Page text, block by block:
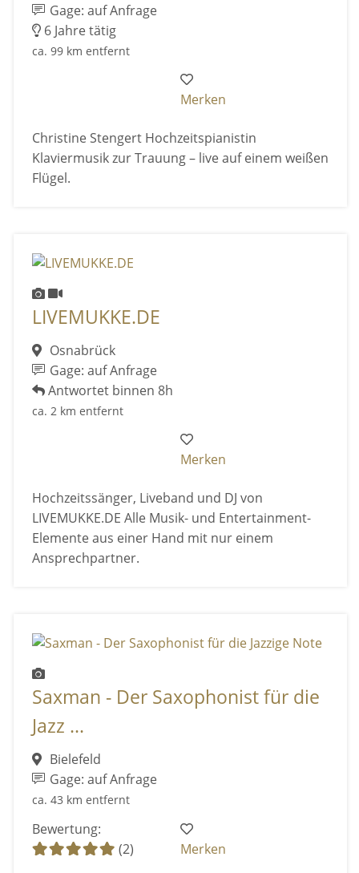
Gage: auf Anfrage
6 Jahre tätig
ca. 99 km entfernt
Merken
Christine Stengert Hochzeitspianistin
Klaviermusik zur Trauung – live auf einem weißen
Flügel.
LIVEMUKKE.DE
Osnabrück
Gage: auf Anfrage
Antwortet binnen 8h
ca. 2 km entfernt
Merken
Hochzeitssänger, Liveband und DJ von
LIVEMUKKE.DE Alle Musik- und Entertainment-
Elemente aus einer Hand mit nur einem
Ansprechpartner.
Saxman - Der Saxophonist für die
Jazz ...
Bielefeld
Gage: auf Anfrage
ca. 43 km entfernt
Bewertung:
(2)
Merken